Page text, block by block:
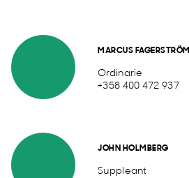
MARCUS FAGERSTRÖM
Ordinarie
+358 400 472 937
JOHN HOLMBERG
Suppleant